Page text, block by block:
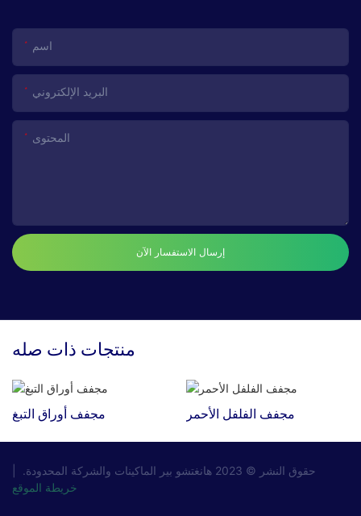
اسم
البريد الإلكتروني
المحتوى
إرسال الاستفسار الآن
منتجات ذات صله
مجفف أوراق التبغ مجفف الفلفل الأحمر
حقوق النشر © 2023 هانغتشو بير الماكينات والشركة المحدودة.
خريطة الموقع